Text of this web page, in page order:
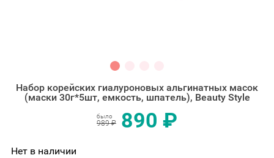
Набор корейских гиалуроновых альгинатных масок
(маски 30г*5шт, емкость, шпатель), Beauty Style
было
989 ₽ 890 ₽
Нет в наличии